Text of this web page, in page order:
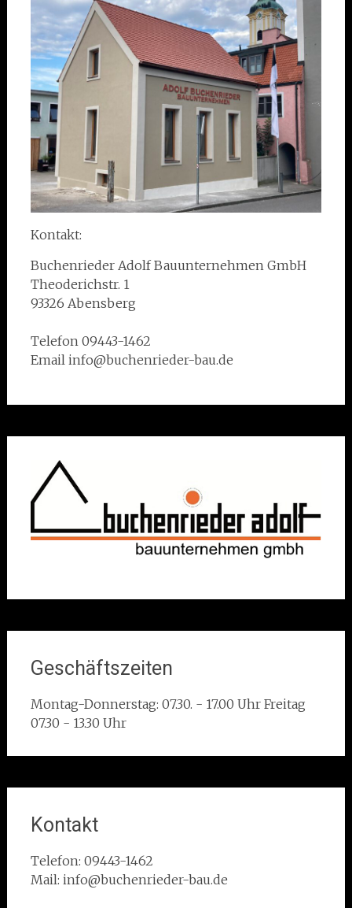
Kontakt:
Buchenrieder Adolf Bauunternehmen GmbH
Theoderichstr. 1
93326 Abensberg
Telefon 09443-1462
Email info@buchenrieder-bau.de
Geschäftszeiten
Montag-Donnerstag: 07.30. - 17.00 Uhr Freitag
07.30 - 13.30 Uhr
Kontakt
Telefon: 09443-1462
Mail: info@buchenrieder-bau.de